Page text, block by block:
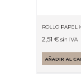
ROLLO PAPEL
2,51 € sin IVA
AÑADIR AL